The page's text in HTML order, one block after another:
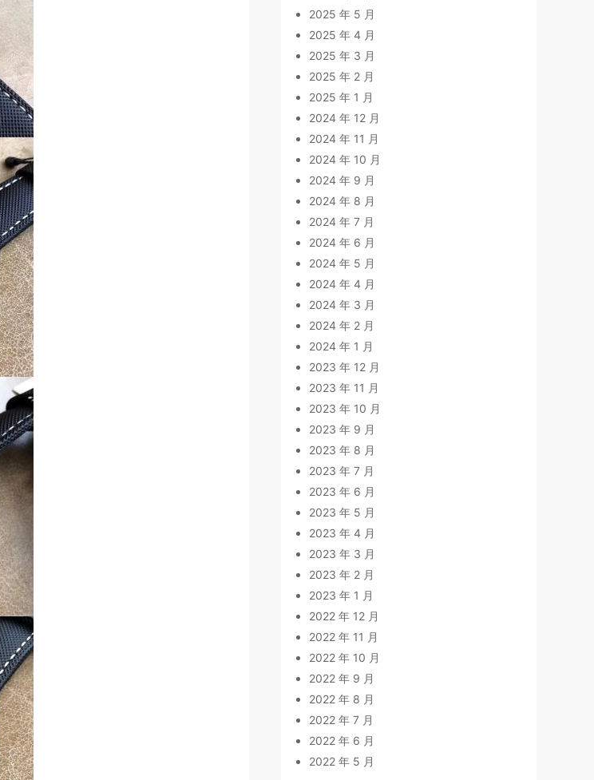
2025 年 5 月
2025 年 4 月
2025 年 3 月
2025 年 2 月
2025 年 1 月
2024 年 12 月
2024 年 11 月
2024 年 10 月
2024 年 9 月
2024 年 8 月
2024 年 7 月
2024 年 6 月
2024 年 5 月
2024 年 4 月
2024 年 3 月
2024 年 2 月
2024 年 1 月
2023 年 12 月
2023 年 11 月
2023 年 10 月
2023 年 9 月
2023 年 8 月
2023 年 7 月
2023 年 6 月
2023 年 5 月
2023 年 4 月
2023 年 3 月
2023 年 2 月
2023 年 1 月
2022 年 12 月
2022 年 11 月
2022 年 10 月
2022 年 9 月
2022 年 8 月
2022 年 7 月
2022 年 6 月
2022 年 5 月